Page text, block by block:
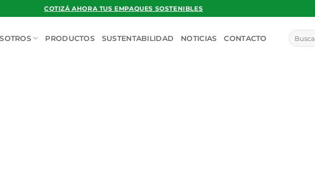
COTIZÁ AHORA TUS EMPAQUES SOSTENIBLES
PRODUCTOS SUSTENTABILIDAD NOTICIAS CONTACTO
Buscar
por: